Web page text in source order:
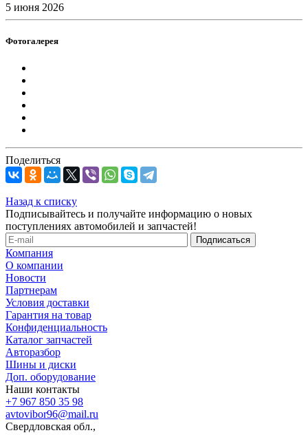
5 июня 2026
Фотогалерея
Поделиться
Назад к списку
Подписывайтесь и получайте информацию о новых
поступлениях автомобилей и запчастей!
Компания
О компании
Новости
Партнерам
Условия доставки
Гарантия на товар
Конфиденциальность
Каталог запчастей
Авторазбор
Шины и диски
Доп. оборудование
Наши контакты
+7 967 850 35 98
avtovibor96@mail.ru
Свердловская обл.,